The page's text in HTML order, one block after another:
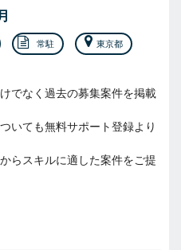
常駐 東京都
でなく過去の募集案件を掲載
いても無料サポート登録より
らスキルに適した案件をご提